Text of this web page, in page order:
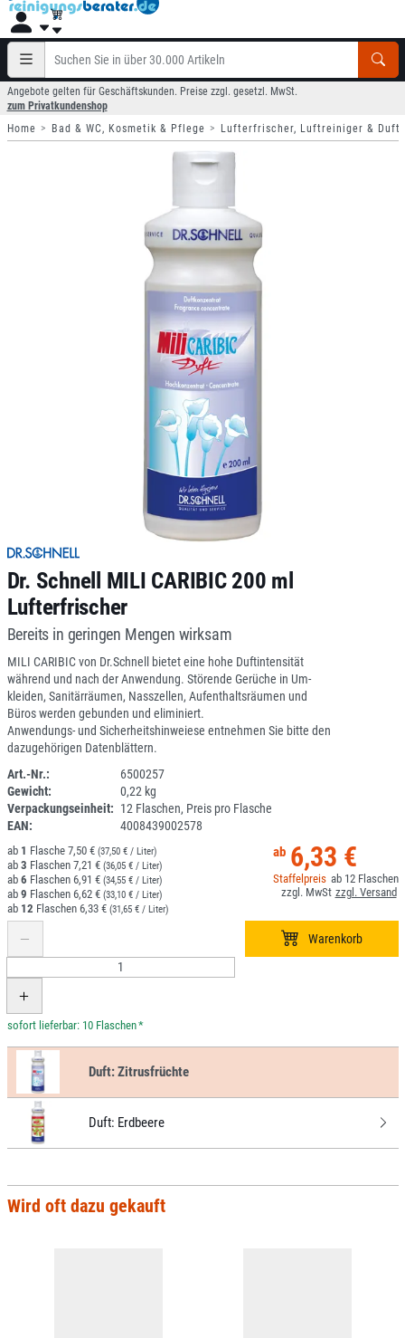
Angebote gelten für Geschäftskunden. Preise zzgl. gesetzl. MwSt.
zum Privatkundenshop
Home
Bad & WC, Kosmetik & Pflege Lufterfrischer, Luftreiniger &
Dr. Schnell MILI CARIBIC 200 ml
Lufterfrischer
Bereits in geringen Mengen wirksam
MILI CARIBIC von Dr.Schnell bietet eine hohe Duftintensität
während und nach der Anwendung. Störende Gerüche in Um-
kleiden, Sanitärräumen, Nasszellen, Aufenthaltsräumen und
Büros werden gebunden und eliminiert.
Anwendungs- und Sicherheitshinweiese entnehmen Sie bitte den
dazugehörigen Datenblättern.
Art.-Nr.:
6500257
Gewicht:
0,22 kg
Verpackungseinheit: 12 Flaschen, Preis pro Flasche
EAN:
4008439002578
6,33 €
12
1 7,50 € (37,50 € / Liter)
3 7,21 € (36,05 € / Liter)
6 6,91 € (34,55 € / Liter)
9 6,62 € (33,10 € / Liter)
12 6,33 € (31,65 € / Liter)
*
Duft:Zitrusfrüchte
Duft: Erdbeere
Wird oft dazu gekauft